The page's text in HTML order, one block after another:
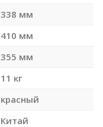
338 мм
410 мм
355 мм
11 кг
красный
Китай